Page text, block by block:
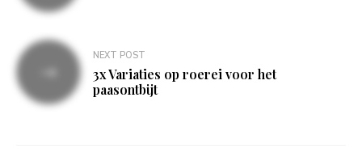
NEXT POST
3x Variaties op roerei voor het
paasontbijt